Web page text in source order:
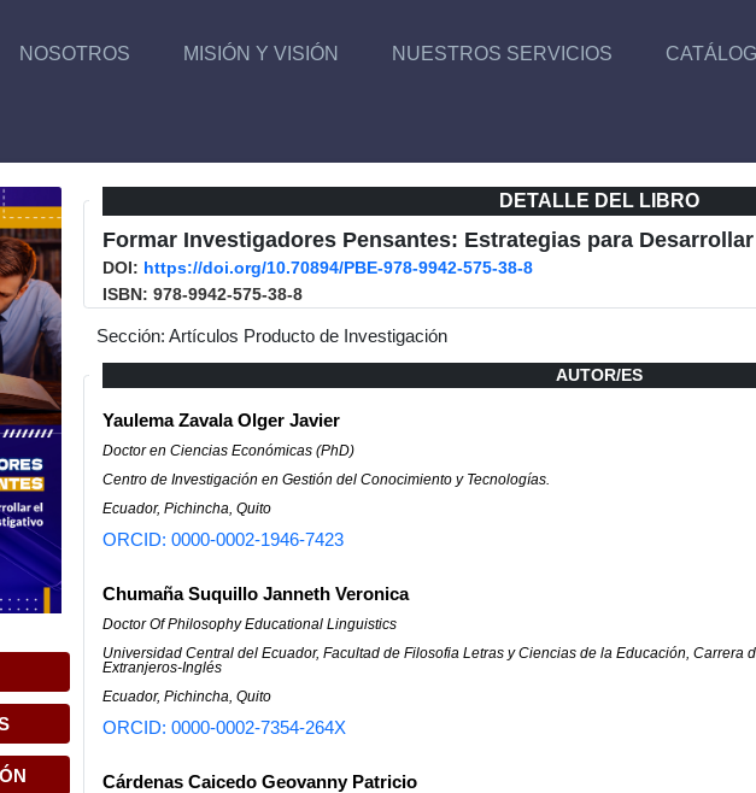
NOSOTROS MISIÓN Y VISIÓN NUESTROS SERVICIOS
DETALLE DEL LIBRO
Formar Investigadores Pensantes: Estrategias para
DOI: https://doi.org/10.70894/PBE-978-9942-575-38-8
ISBN: 978-9942-575-38-8
Sección: Artículos Producto de Investigación
AUTOR/ES
Yaulema Zavala Olger Javier
Doctor en Ciencias Económicas (PhD)
Centro de Investigación en Gestión del Conocimiento y Tecnologías.
Ecuador, Pichincha, Quito
ORCID: 0000-0002-1946-7423
Chumaña Suquillo Janneth Veronica
Doctor Of Philosophy Educational Linguistics
Universidad Central del Ecuador, Facultad de Filosofia Letras y Ciencias de la Educación, Carrera
Extranjeros-Inglés
Ecuador, Pichincha, Quito
ORCID: 0000-0002-7354-264X
Cárdenas Caicedo Geovanny Patricio